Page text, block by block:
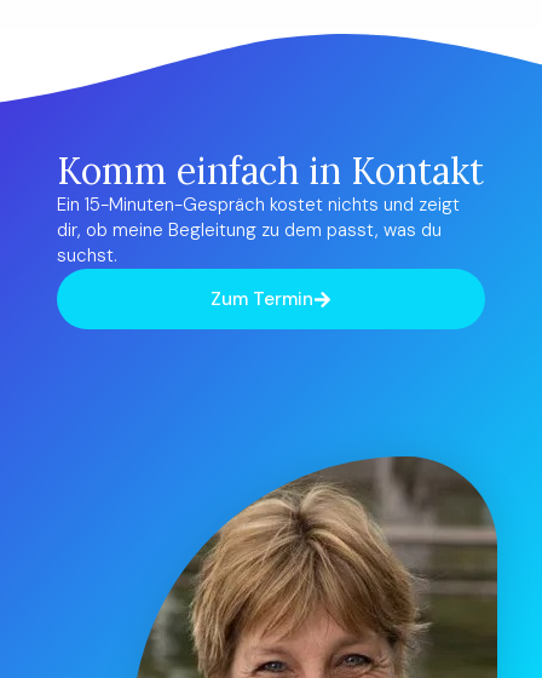
Komm einfach in Kontakt
Ein 15-Minuten-Gespräch kostet nichts und zeigt
dir, ob meine Begleitung zu dem passt, was du
suchst.
Zum Termin